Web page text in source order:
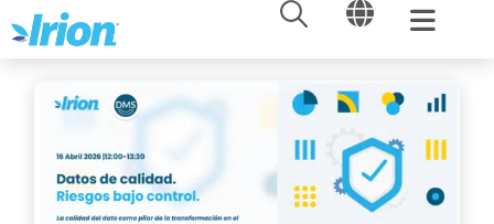
al
contenido
ABRIR ABRIR